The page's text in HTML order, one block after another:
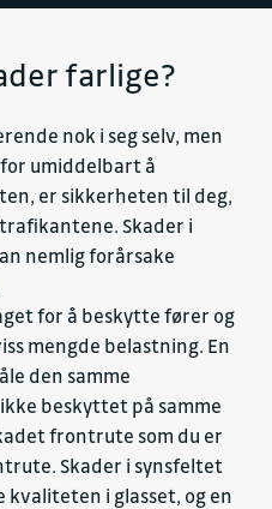
farlige?
nok i seg selv, men
umiddelbart å
er sikkerheten til deg,
Skader i
nemlig forårsake
for å beskytte fører og
mengde belastning. En
den samme
beskyttet på samme
frontrute som du er
Skader i synsfeltet
i glasset, og en